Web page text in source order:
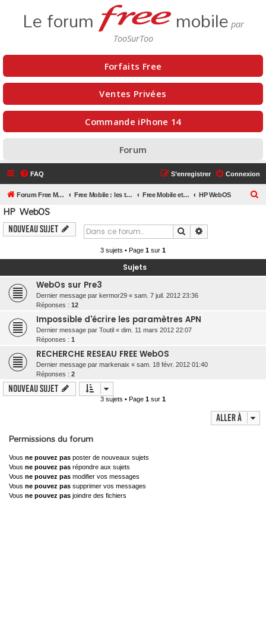
Le forum mobile
Forfaits Free
Ventes Privées
Commande iPhone 14
Forum
FAQ Connexion
S’enregistrer
Forum Free Mobile Free Mobile : les téléphones mobiles - OS - SIM - Femtocell Free Mobile et les OS mobiles HP WebOS
HP WebOS
Nouveau sujet Rechercher
3 sujets • Page 1 sur 1
Sujets
WebOs sur Pre3
Dernier message par kermor29 « sam. 7 juil. 2012 23:36
Réponses : 12
Impossible d'écrire les paramètres APN
Dernier message par Toutil « dim. 11 mars 2012 22:07
Réponses : 1
RECHERCHE RESEAU FREE WebOS
Dernier message par markenaix « sam. 18 févr. 2012 01:40
Réponses : 2
Nouveau sujet
3 sujets • Page 1 sur 1
Aller à
Permissions du forum
Vous ne pouvez pas poster de nouveaux sujets
Vous ne pouvez pas répondre aux sujets
Vous ne pouvez pas modifier vos messages
Vous ne pouvez pas supprimer vos messages
Vous ne pouvez pas joindre des fichiers